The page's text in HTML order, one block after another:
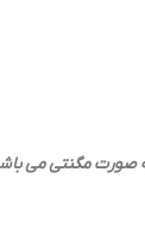
صورت مگنتی می